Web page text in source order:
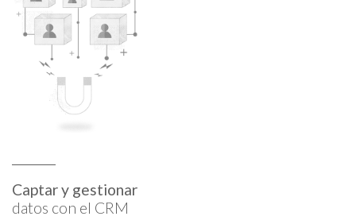
Captar y gestionar
datos con el CRM